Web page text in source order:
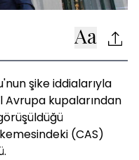
şike iddialarıyla
Avrupa kupalarından
(CAS)